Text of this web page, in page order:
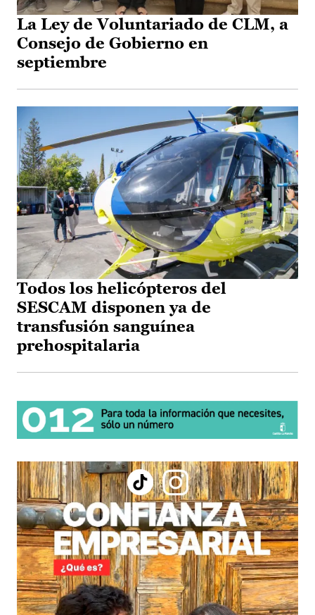
La Ley de Voluntariado de CLM, a
Consejo de Gobierno en
septiembre
Todos los helicópteros del
SESCAM disponen ya de
transfusión sanguínea
prehospitalaria